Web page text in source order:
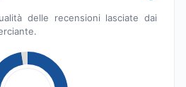
delle recensioni lasciate dai